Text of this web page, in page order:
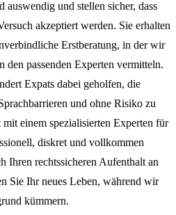
und stellen sicher, dass
akzeptiert werden. Sie erhalten
Erstberatung, in der wir
den passenden Experten vermitteln.
Expats dabei geholfen, die
und ohne Risiko zu
einem spezialisierten Experten für
diskret und vollkommen
Ihren rechtssicheren Aufenthalt an
Sie Ihr neues Leben, während wir
kümmern.